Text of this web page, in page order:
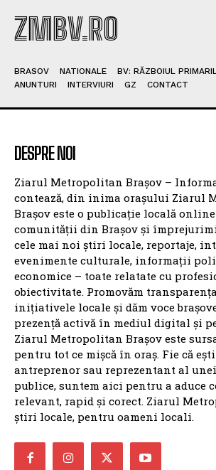
ZMBV.RO
BRASOV NATIONALE BV: RĂZBOIUL
ANUNTURI
INTERVIURI GZ CONTACT
DESPRE NOI
Ziarul Metropolitan Brașov –
contează, din inima orașului Ziarul
Brașov este o publicație locală
comunității din Brașov și
cele mai noi știri locale, reportaje,
evenimente culturale, informații
economice – toate relatate cu
obiectivitate. Promovăm
inițiativele locale și dăm voce
prezență activă în mediul digital și
Ziarul Metropolitan Brașov este
pentru tot ce mișcă în oraș. Fie că
antreprenor sau reprezentant al
publice, suntem aici pentru a aduce
relevant, rapid și corect. Ziarul
știri locale, pentru oameni locali.